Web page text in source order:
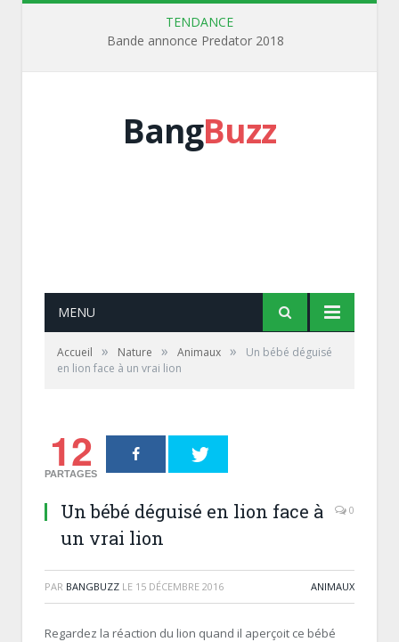
TENDANCE
Bande annonce Predator 2018
BangBuzz
MENU
Accueil » Nature » Animaux »
Un bébé déguisé
en lion face à un vrai lion
12
PARTAGES
Un bébé déguisé en lion face à
un vrai lion
0
PAR BANGBUZZ LE 15 DÉCEMBRE 2016 ANIMAUX
Regardez la réaction du lion quand il aperçoit ce bébé